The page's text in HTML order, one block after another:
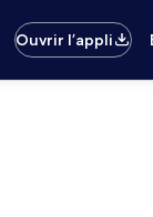
Ouvrir l’appli